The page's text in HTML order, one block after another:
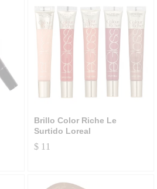
Brillo Color Riche Le
Surtido Loreal
$11